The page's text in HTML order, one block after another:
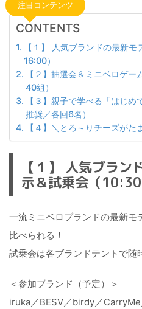
注目コンテンツ
CONTENTS
【１】 人気ブランドの最新
16:00）
【２】抽選会＆ミニベロゲ
40組）
【３】親子で学べる「はじ
推奨／各回6名）
【４】＼とろ～りチーズがた
【１】 人気ブラン
示＆試乗会（
一流ミニベロブランドの最新モ
比べられる！
試乗会は各ブランドテントで随
＜参加ブランド（予定）＞
iruka／BESV／birdy／CarryMe